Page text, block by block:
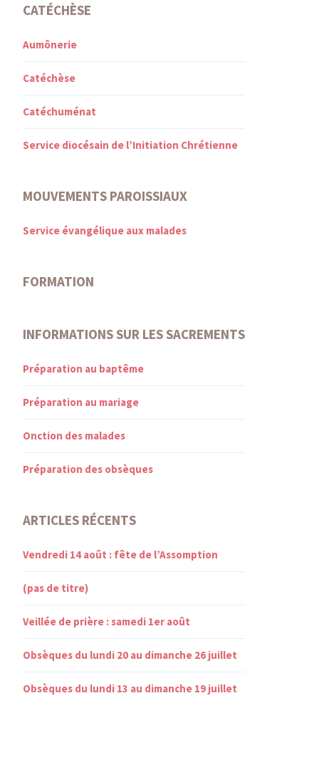
CATÉCHÈSE
Aumônerie
Catéchèse
Catéchuménat
Service diocésain de l’Initiation Chrétienne
MOUVEMENTS PAROISSIAUX
Service évangélique aux malades
FORMATION
INFORMATIONS SUR LES SACREMENTS
Préparation au baptême
Préparation au mariage
Onction des malades
Préparation des obsèques
ARTICLES RÉCENTS
Vendredi 14 août : fête de l’Assomption
(pas de titre)
Veillée de prière : samedi 1er août
Obsèques du lundi 20 au dimanche 26 juillet
Obsèques du lundi 13 au dimanche 19 juillet